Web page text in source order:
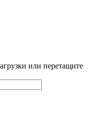
или перетащите